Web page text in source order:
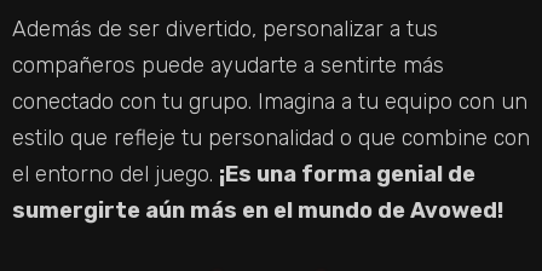
Además de ser divertido, personalizar a tus
compañeros puede ayudarte a sentirte más
conectado con tu grupo. Imagina a tu equipo con un
estilo que refleje tu personalidad o que combine con
el entorno del juego. ¡Es una forma genial de
sumergirte aún más en el mundo de Avowed!